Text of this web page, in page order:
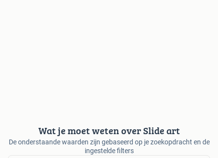
Wat je moet weten over Slide art
De onderstaande waarden zijn gebaseerd op je zoekopdracht en de
ingestelde filters